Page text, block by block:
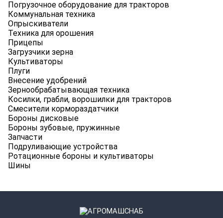
Погрузочное оборудование для тракторов
Коммунальная техника
Опрыскиватели
Техника для орошения
Прицепы
Загрузчики зерна
Культиваторы
Плуги
Внесение удобрений
Зернообрабатывающая техника
Косилки, грабли, ворошилки для тракторов
Смесители кормораздатчики
Бороны дисковые
Бороны зубовые, пружинные
Запчасти
Подруливающие устройства
Ротационные бороны и культиваторы
Шины